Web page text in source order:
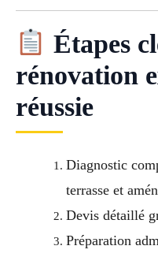
Étapes
rénovation
réussie
Diagnostic
terrasse et
Devis détaillé
Préparation